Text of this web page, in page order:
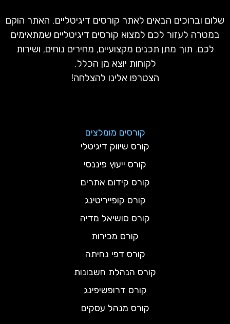
שלום וברוכים הבאים לאתר קורסים דיגיטליים. האתר הוקם
במטרה לעזור לכם למצוא קורסים דיגיטליים שמתאימים
לכם. תוך מתן תכנים מקצועיים, מחירים נוחים, ושירות
לקוחות יוצא מן הכלל.
הצטרפו אלינו להצלחה!
קורסים מומלצים
קורס שיווק דיגיטלי
קורס ייעוץ פיננסי
קורס קידום אתרים
קורס קופייריטינג
קורס סושיאל מדיה
קורס מכירות
קורס דפי נחיתה
קורס הנהלת חשבונות
קורס דרופשיפינג
קורס מנהל עסקים